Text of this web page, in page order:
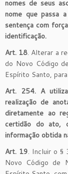
nomes de seus
nome que passa
sentença com
identificação.
Art. 18. Alterar a
do Novo Código
Espírito Santo,
Art. 254. A
realização de
diretamente ao
certidão do ato,
informação obtida
Art. 19. Incluir o §
Novo Código de